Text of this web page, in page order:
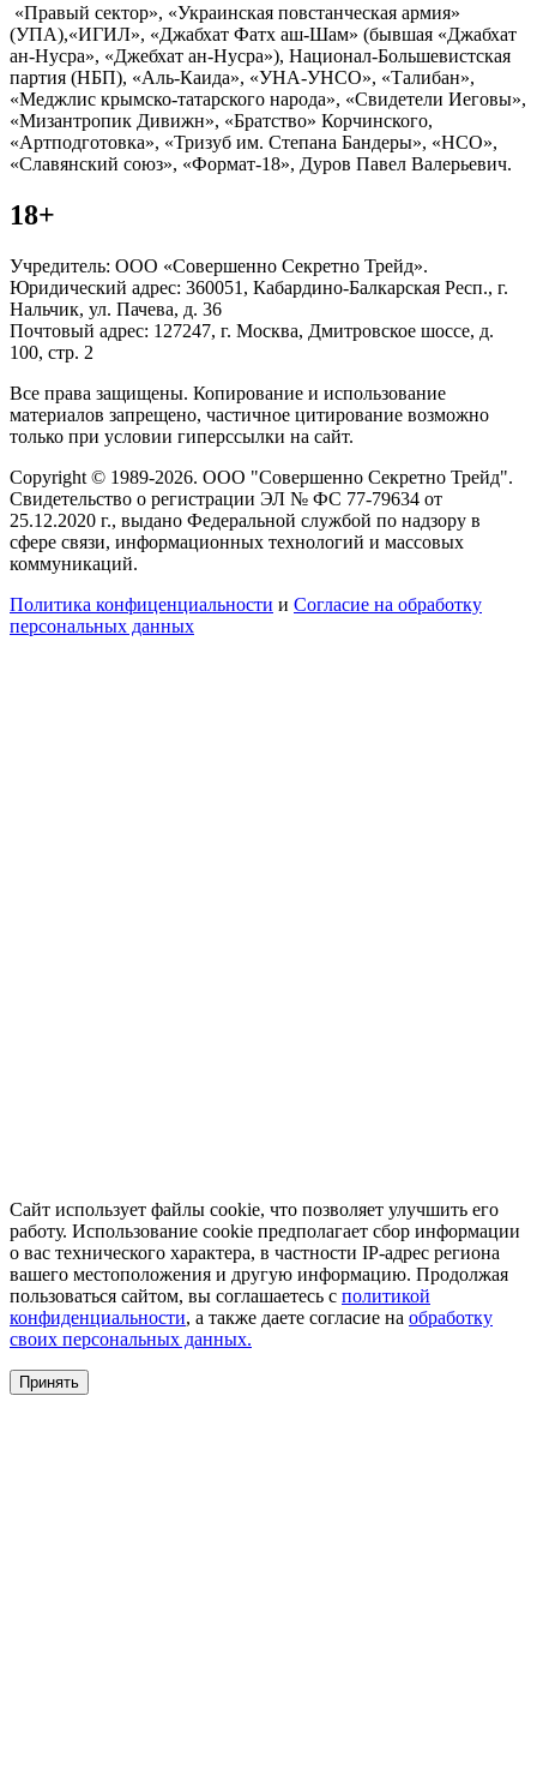
«Правый сектор», «Украинская повстанческая армия»
(УПА),«ИГИЛ», «Джабхат Фатх аш-Шам» (бывшая «Джабхат
ан-Нусра», «Джебхат ан-Нусра»), Национал-Большевистская
партия (НБП), «Аль-Каида», «УНА-УНСО», «Талибан»,
«Меджлис крымско-татарского народа», «Свидетели Иеговы»,
«Мизантропик Дивижн», «Братство» Корчинского,
«Артподготовка», «Тризуб им. Степана Бандеры», «НСО»,
«Славянский союз», «Формат-18», Дуров Павел Валерьевич.
18+
Учредитель: ООО «Совершенно Секретно Трейд».
Юридический адрес: 360051, Кабардино-Балкарская Респ., г.
Нальчик, ул. Пачева, д. 36
Почтовый адрес: 127247, г. Москва, Дмитровское шоссе, д.
100, стр. 2
Все права защищены. Копирование и использование
материалов запрещено, частичное цитирование возможно
только при условии гиперссылки на сайт.
Copyright © 1989-2026. ООО "Совершенно Секретно Трейд".
Свидетельство о регистрации ЭЛ № ФС 77-79634 от
25.12.2020 г., выдано Федеральной службой по надзору в
сфере связи, информационных технологий и массовых
коммуникаций.
Политика конфиценциальности и Согласие на обработку
персональных данных
Сайт использует файлы cookie, что позволяет улучшить его
работу. Использование cookie предполагает сбор информации
о вас технического характера, в частности IP-адрес региона
вашего местоположения и другую информацию. Продолжая
пользоваться сайтом, вы соглашаетесь с политикой
конфиденциальности, а также даете согласие на обработку
своих персональных данных.
Принять